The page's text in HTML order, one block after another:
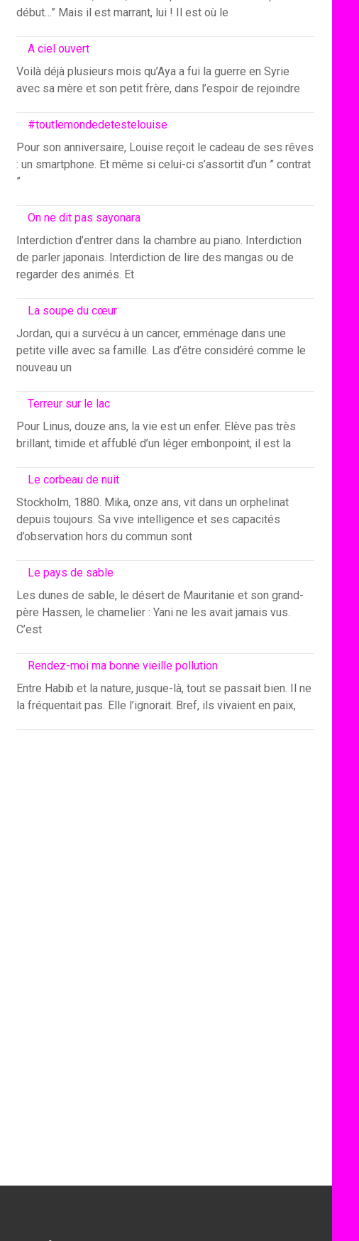
début…” Mais il est marrant, lui ! Il est où le
A ciel ouvert
Voilà déjà plusieurs mois qu’Aya a fui la guerre en Syrie
avec sa mère et son petit frère, dans l’espoir de rejoindre
#toutlemondedetestelouise
Pour son anniversaire, Louise reçoit le cadeau de ses rêves
: un smartphone. Et même si celui-ci s’assortit d’un ” contrat
”
On ne dit pas sayonara
Interdiction d’entrer dans la chambre au piano. Interdiction
de parler japonais. Interdiction de lire des mangas ou de
regarder des animés. Et
La soupe du cœur
Jordan, qui a survécu à un cancer, emménage dans une
petite ville avec sa famille. Las d’être considéré comme le
nouveau un
Terreur sur le lac
Pour Linus, douze ans, la vie est un enfer. Elève pas très
brillant, timide et affublé d’un léger embonpoint, il est la
Le corbeau de nuit
Stockholm, 1880. Mika, onze ans, vit dans un orphelinat
depuis toujours. Sa vive intelligence et ses capacités
d’observation hors du commun sont
Le pays de sable
Les dunes de sable, le désert de Mauritanie et son grand-
père Hassen, le chamelier : Yani ne les avait jamais vus.
C’est
Rendez-moi ma bonne vieille pollution
Entre Habib et la nature, jusque-là, tout se passait bien. Il ne
la fréquentait pas. Elle l’ignorait. Bref, ils vivaient en paix,